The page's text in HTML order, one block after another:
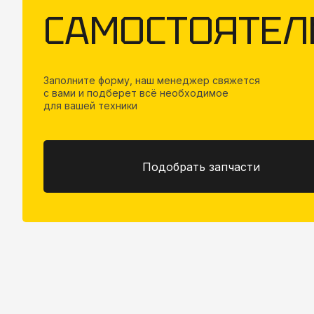
Заполните форму, наш менеджер свяжется
с вами и подберет всё необходимое
для вашей техники
Подобрать запчасти